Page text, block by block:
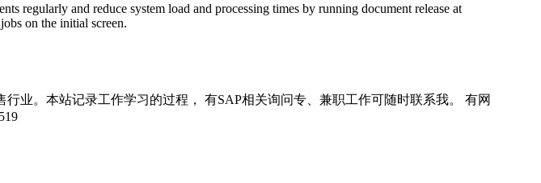
regularly and reduce system load and processing times by running document release at
on the initial screen.
业。本站记录工作学习的过程， 有SAP相关询问专、兼职工作可随时联系我。 有网